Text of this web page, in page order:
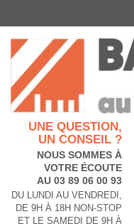
UNE QUESTION,
UN CONSEIL ?
NOUS SOMMES À
VOTRE ÉCOUTE
AU 03 89 06 00 93
DU LUNDI AU VENDREDI,
DE 9H À 18H NON-STOP
ET LE SAMEDI DE 9H À